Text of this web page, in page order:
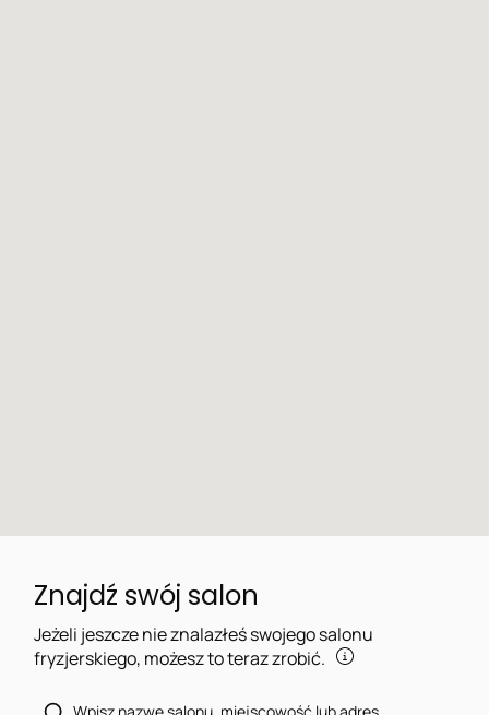
Znajdź swój salon
Jeżeli jeszcze nie znalazłeś swojego salonu
fryzjerskiego, możesz to teraz zrobić.